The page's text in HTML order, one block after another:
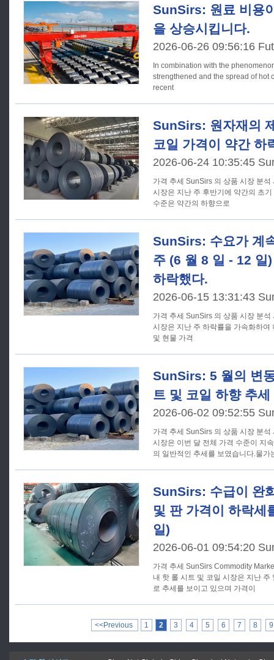
SunSirs: 원료 비용
을 상승시킵니다.
2026-06-26 09:56:16
In combination with the
strengthened and the spread of hot
recent
SunSirs: 원자재의
코일 가격이 약간 하
2026-06-24 10:35:45
가격 추세 SunSirs 의 상품 시장 분석 시스템에 따르면, 국내 핫 롤 코일
시장은 지난 주 후반기에 약간의 초
수준은 약간의 하향으로
SunSirs: 수요가 계
주 (6 월 8 일 - 12 일
하락했다.
2026-06-15 13:31:43
가격 추세 SunSirs 의 상품 시장 분석 시스템에 따르면 국내 핫 롤 코일
시장은 지난 주 하락률을 가속화하여
및 현물 가격
SunSirs: 5 월의 변
트 및 코일 하향 추
2026-06-02 09:52:55
가격 추세 SunSirs 의 상품 시장 분석 시스템에 따르면 국내 핫 롤 코일
시장은 이번 달 전체 가격 수준이 지
의 일반적인 추세를 보였습니다.물가
SunSirs: 수급이 완
및 판 가격이 하락세
일)
2026-06-01 09:54:20
가격 추세 SunSirs Commodity Market Analysis System 에 따르면 국
내 핫 롤 시트 및 코일 시장은 지난
로 추세를 보이고 있으며 가격이
<<Previous 1 2 3 4 5 6 7 8 9